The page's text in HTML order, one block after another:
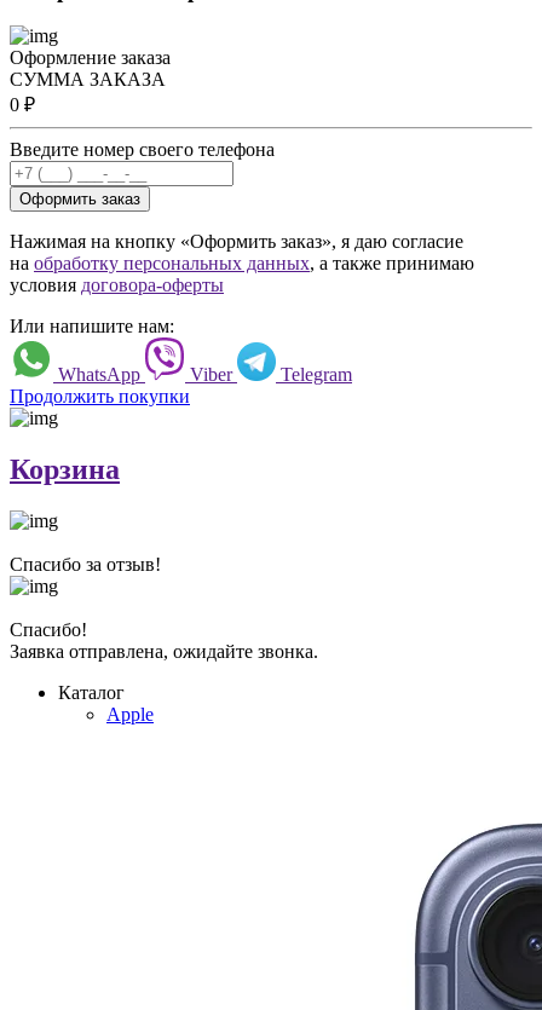
Оформление заказа
СУММА ЗАКАЗА
0 ₽
Введите номер своего телефона
Оформить заказ
Нажимая на кнопку «Оформить заказ», я даю согласие
на обработку персональных данных, а также принимаю
условия договора-оферты
Или напишите нам:
WhatsApp Viber
Telegram
Продолжить покупки
Корзина
Спасибо за отзыв!
Спасибо!
Заявка отправлена, ожидайте звонка.
Каталог
Apple